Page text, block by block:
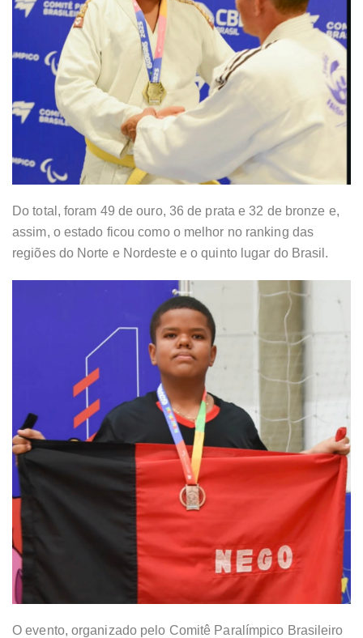
Do total, foram 49 de ouro, 36 de prata e 32 de bronze e,
assim, o estado ficou como o melhor no ranking das
regiões do Norte e Nordeste e o quinto lugar do Brasil.
O evento, organizado pelo Comitê Paralímpico Brasileiro